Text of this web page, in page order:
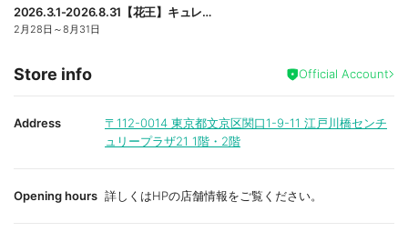
2026.3.1-2026.8.31【花王】キュレル現品プレゼントレシート応募キャンペーン
2月28日 ～8月31日
Store info Official Account
Address 〒112-0014 東京都文京区関口1-9-11 江戸川橋センチ
ュリープラザ21 1階・2階
Opening hours 詳しくはHPの店舗情報をご覧ください。